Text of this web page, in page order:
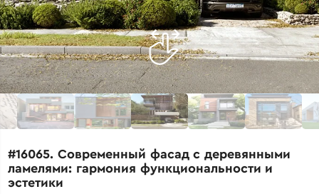
#16065. Современный фасад с деревянными
ламелями: гармония функциональности и
эстетики